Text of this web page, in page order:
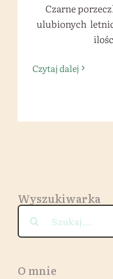
Czarne
ulubionych
Czytaj dalej
Wyszukiwarka
Szukaj
O mnie